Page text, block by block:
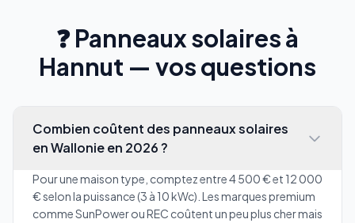
❓ Panneaux solaires à
Hannut — vos questions
Combien coûtent des panneaux solaires
en Wallonie en 2026 ?
Pour une maison type, comptez entre 4 500 € et 12 000
€ selon la puissance (3 à 10 kWc). Les marques premium
comme SunPower ou REC coûtent un peu plus cher mais